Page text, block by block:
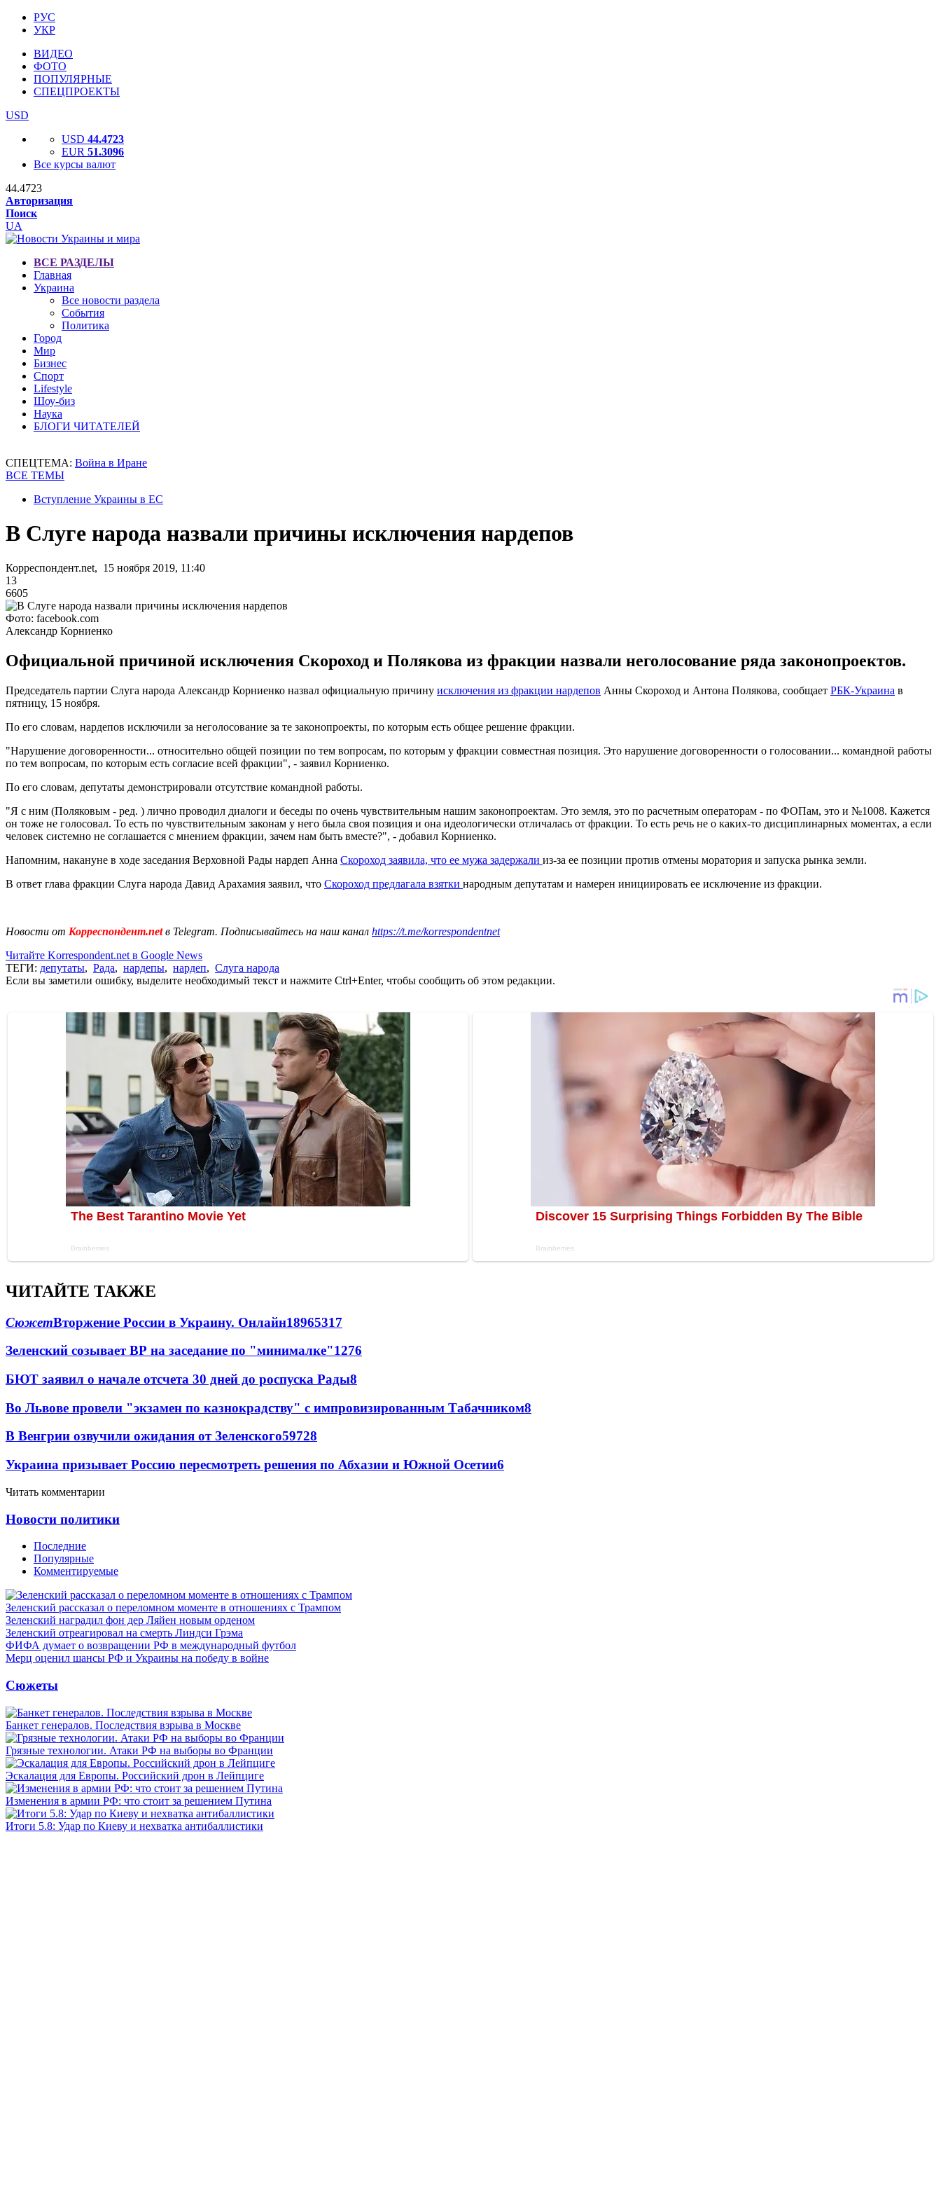
РУС
УКР
ВИДЕО
ФОТО
ПОПУЛЯРНЫЕ
СПЕЦПРОЕКТЫ
USD
USD 44.4723
EUR 51.3096
Все курсы валют
44.4723
Авторизация
Поиск
UA
ВСЕ РАЗДЕЛЫ
Главная
Украина
Все новости раздела
События
Политика
Город
Мир
Бизнес
Спорт
Lifestyle
Шоу-биз
Наука
БЛОГИ ЧИТАТЕЛЕЙ
СПЕЦТЕМА: Война в Иране
ВСЕ ТЕМЫ
Вступление Украины в ЕС
В Слуге народа назвали причины исключения нардепов
Корреспондент.net, 15 ноября 2019, 11:40
13
6605
Фото: facebook.com
Александр Корниенко
Официальной причиной исключения Скороход и Полякова из фракции назвали неголосование ряда законопроектов.
Председатель партии Слуга народа Александр Корниенко назвал официальную причину исключения из фракции нардепов Анны Скороход и Антона Полякова, сообщает РБК-Украина в
пятницу, 15 ноября.
По его словам, нардепов исключили за неголосование за те законопроекты, по которым есть общее решение фракции.
"Нарушение договоренности... относительно общей позиции по тем вопросам, по которым у фракции совместная позиция. Это нарушение договоренности о голосовании... командной работы
по тем вопросам, по которым есть согласие всей фракции", - заявил Корниенко.
По его словам, депутаты демонстрировали отсутствие командной работы.
"Я с ним (Поляковым - ред. ) лично проводил диалоги и беседы по очень чувствительным нашим законопроектам. Это земля, это по расчетным операторам - по ФОПам, это и №1008. Кажется
он тоже не голосовал. То есть по чувствительным законам у него была своя позиция и она идеологически отличалась от фракции. То есть речь не о каких-то дисциплинарных моментах, а если
человек системно не соглашается с мнением фракции, зачем нам быть вместе?", - добавил Корниенко.
Напомним, накануне в ходе заседания Верховной Рады нардеп Анна Скороход заявила, что ее мужа задержали из-за ее позиции против отмены моратория и запуска рынка земли.
В ответ глава фракции Слуга народа Давид Арахамия заявил, что Скороход предлагала взятки народным депутатам и намерен инициировать ее исключение из фракции.
Новости от Корреспондент.netв Telegram. Подписывайтесь на наш канал https://t.me/korrespondentnet
Читайте Korrespondent.net в Google News
ТЕГИ: депутаты, Рада, нардепы, нардеп, Слуга народа
Если вы заметили ошибку, выделите необходимый текст и нажмите Ctrl+Enter, чтобы сообщить об этом редакции.
ЧИТАЙТЕ ТАКЖЕ
СюжетВторжение России в Украину. Онлайн18965317
Зеленский созывает ВР на заседание по "минималке"1276
БЮТ заявил о начале отсчета 30 дней до роспуска Рады8
Во Львове провели "экзамен по казнокрадству" с импровизированным Табачником8
В Венгрии озвучили ожидания от Зеленского59728
Украина призывает Россию пересмотреть решения по Абхазии и Южной Осетии6
Читать комментарии
Новости политики
Последние
Популярные
Комментируемые
Зеленский рассказал о переломном моменте в отношениях с Трампом
Зеленский наградил фон дер Ляйен новым орденом
Зеленский отреагировал на смерть Линдси Грэма
ФИФА думает о возвращении РФ в международный футбол
Мерц оценил шансы РФ и Украины на победу в войне
Сюжеты
Банкет генералов. Последствия взрыва в Москве
Грязные технологии. Атаки РФ на выборы во Франции
Эскалация для Европы. Российский дрон в Лейпциге
Изменения в армии РФ: что стоит за решением Путина
Итоги 5.8: Удар по Киеву и нехватка антибаллистики